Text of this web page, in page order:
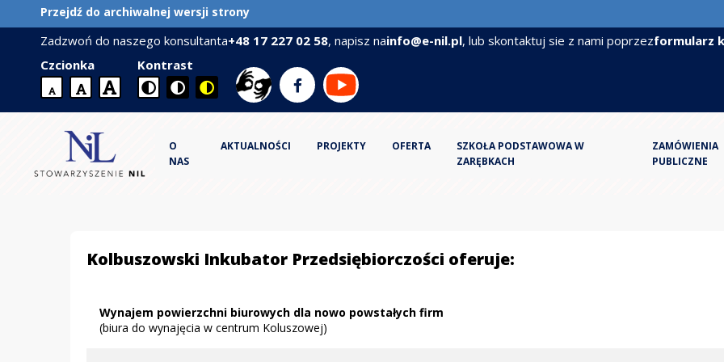
Przejdź do archiwalnej wersji strony
Zadzwoń do naszego konsultanta+48 17 227 02 58, napisz nainfo@e-nil.pl, lub skontaktuj sie z nami poprzezformularz
Czcionka
domyślnawiększa
czcionki
największa
Kontrast
media
Strona
otwiera
w
otwiera
się
nowej
Strona
otwiera
otwiera
się
nowej
Strona
otwiera
w
otwiera
się
nowej
O
NAS
AKTUALNOŚCI PROJEKTY OFERTA
SZKOŁA PODSTAWOWA W
ZARĘBKACH
ZAMÓWIENIA
PUBLICZNE
Kolbuszowski Inkubator Przedsiębiorczości oferuje:
Wynajem powierzchni biurowych dla nowo powstałych firm
(biura do wynajęcia w centrum Koluszowej)